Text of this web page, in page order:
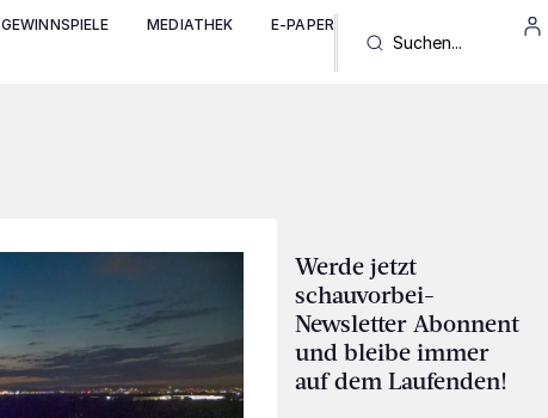
GEWINNSPIELE MEDIATHEK E-PAPER
Werde jetzt
schauvorbei-
Newsletter Abonnent
und bleibe immer
auf dem Laufenden!